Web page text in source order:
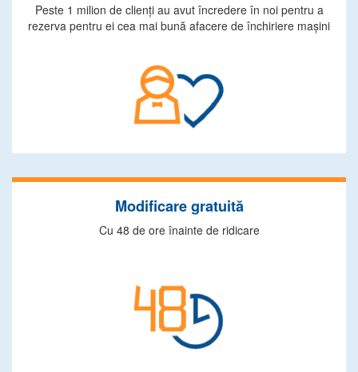
Peste 1 milion de clienţi au avut încredere în noi pentru a
rezerva pentru ei cea mai bună afacere de închiriere maşini
Modificare gratuită
Cu 48 de ore înainte de ridicare